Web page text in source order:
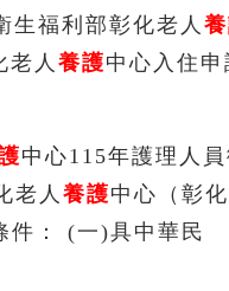
生福利部彰化老人
老人 養護中心入住
中心115年護理人
老人 養護中心（彰
件： (一)具中華民